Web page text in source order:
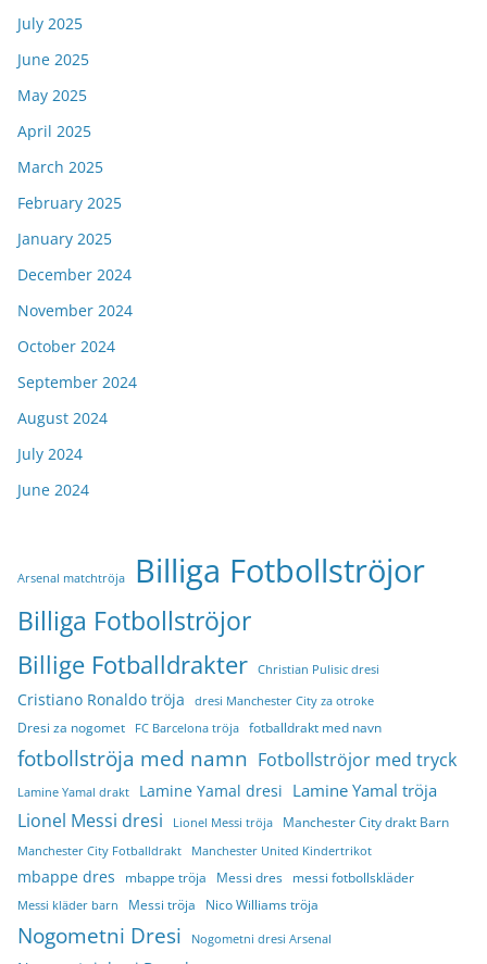
July 2025
June 2025
May 2025
April 2025
March 2025
February 2025
January 2025
December 2024
November 2024
October 2024
September 2024
August 2024
July 2024
June 2024
Arsenal matchtröja Billiga Fotbollströjor
Billiga Fotbollströjor
Billige Fotballdrakter Christian Pulisic dresi
Cristiano Ronaldo tröja dresi Manchester City za otroke
Dresi za nogomet FC Barcelona tröja fotballdrakt med navn
fotbollströja med namn Fotbollströjor med tryck
Lamine Yamal drakt Lamine Yamal dresi Lamine Yamal tröja
Lionel Messi dresi Lionel Messi tröja Manchester City drakt Barn
Manchester City Fotballdrakt Manchester United Kindertrikot
mbappe dres mbappe tröja Messi dres messi fotbollskläder
Messi kläder barn Messi tröja Nico Williams tröja
Nogometni Dresi Nogometni dresi Arsenal